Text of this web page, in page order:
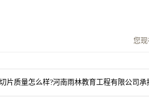
您
片质量怎么样?河南雨林教育工程有限公司